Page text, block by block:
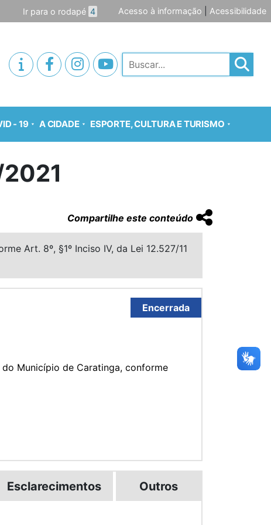
Ir para o rodapé 4 Acesso à informação Acessibilidade
Pesquisar
- 19 A CIDADE ESPORTE, CULTURA E TURISMO
Compartilhe este conteúdo
Art. 8º, §1º Inciso IV, da Lei 12.527/11
Encerrada
do Município de Caratinga, conforme
Esclarecimentos Outros